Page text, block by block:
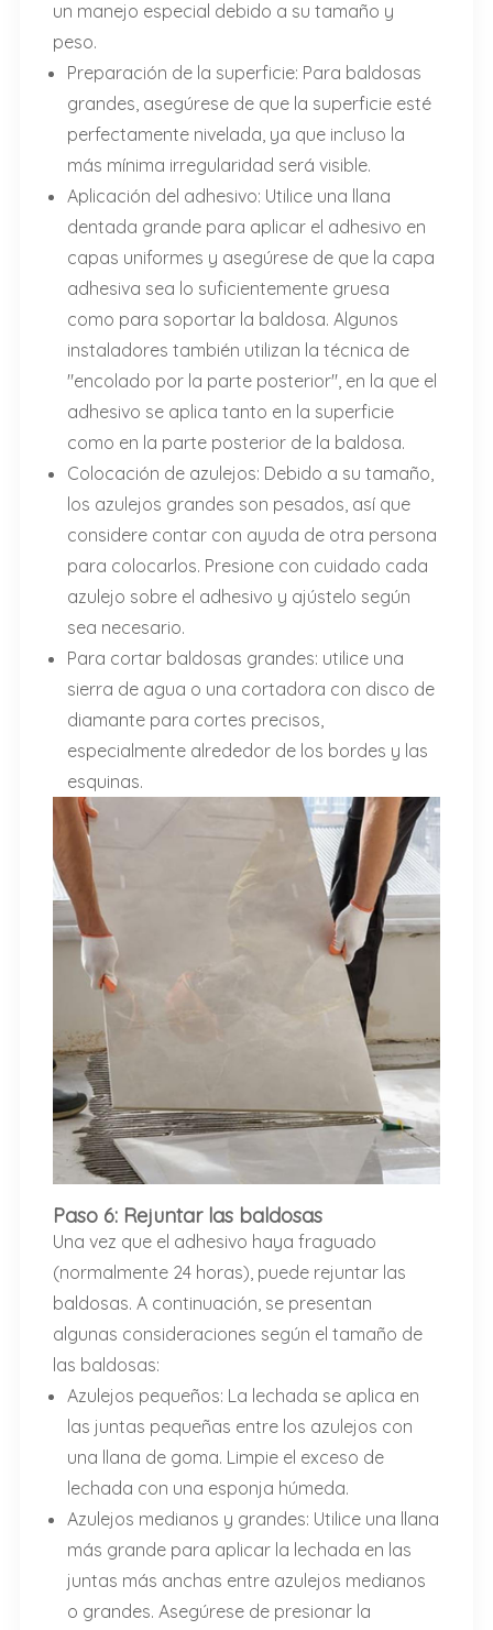
un manejo especial debido a su tamaño y
peso.
Preparación de la superficie: Para baldosas
grandes, asegúrese de que la superficie esté
perfectamente nivelada, ya que incluso la
más mínima irregularidad será visible.
Aplicación del adhesivo: Utilice una llana
dentada grande para aplicar el adhesivo en
capas uniformes y asegúrese de que la capa
adhesiva sea lo suficientemente gruesa
como para soportar la baldosa. Algunos
instaladores también utilizan la técnica de
"encolado por la parte posterior", en la que el
adhesivo se aplica tanto en la superficie
como en la parte posterior de la baldosa.
Colocación de azulejos: Debido a su tamaño,
los azulejos grandes son pesados, así que
considere contar con ayuda de otra persona
para colocarlos. Presione con cuidado cada
azulejo sobre el adhesivo y ajústelo según
sea necesario.
Para cortar baldosas grandes: utilice una
sierra de agua o una cortadora con disco de
diamante para cortes precisos,
especialmente alrededor de los bordes y las
esquinas.
Paso 6: Rejuntar las baldosas
Una vez que el adhesivo haya fraguado
(normalmente 24 horas), puede rejuntar las
baldosas. A continuación, se presentan
algunas consideraciones según el tamaño de
las baldosas:
Azulejos pequeños: La lechada se aplica en
las juntas pequeñas entre los azulejos con
una llana de goma. Limpie el exceso de
lechada con una esponja húmeda.
Azulejos medianos y grandes: Utilice una llana
más grande para aplicar la lechada en las
juntas más anchas entre azulejos medianos
o grandes. Asegúrese de presionar la